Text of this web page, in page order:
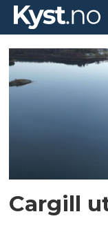
Tag:
fôr
Cargill